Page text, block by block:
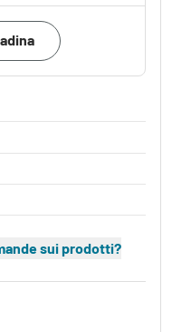
sui prodotti?